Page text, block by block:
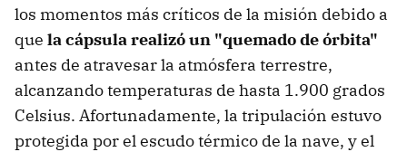
los momentos más críticos de la misión debido a
que la cápsula realizó un "quemado de órbita"
antes de atravesar la atmósfera terrestre,
alcanzando temperaturas de hasta 1.900 grados
Celsius. Afortunadamente, la tripulación estuvo
protegida por el escudo térmico de la nave, y el